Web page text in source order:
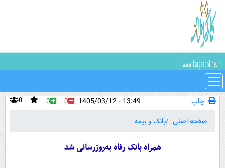
چاپ 0 0 0
13:49 - 1405/03/12
صفحه اصلی
بانک و بیمه
همراه بانک رفاه به‌روزرسانی شد